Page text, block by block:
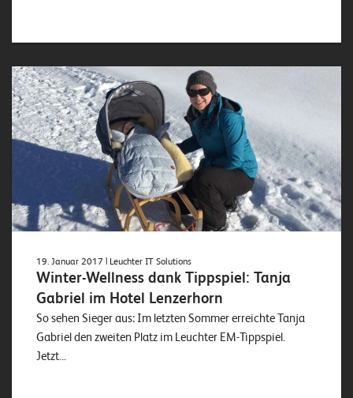
19. Januar 2017 | Leuchter IT Solutions
Winter-Wellness dank Tippspiel: Tanja
Gabriel im Hotel Lenzerhorn
So sehen Sieger aus: Im letzten Sommer erreichte Tanja
Gabriel den zweiten Platz im Leuchter EM-Tippspiel.
Jetzt...